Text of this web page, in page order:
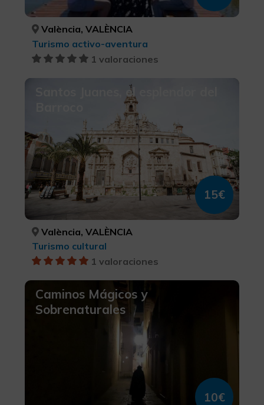
València, VALÈNCIA
Turismo activo-aventura
1 valoraciones
Santos Juanes, el esplendor del
15€
València, VALÈNCIA
Turismo cultural
1 valoraciones
Caminos Mágicos y
Sobrenaturales
10€